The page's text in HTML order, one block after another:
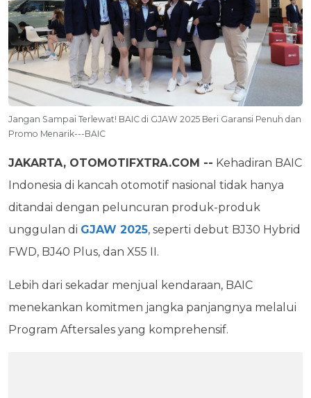
Jangan Sampai Terlewat! BAIC di GJAW 2025 Beri Garansi Penuh dan
Promo Menarik---BAIC
JAKARTA, OTOMOTIFXTRA.COM -- Kehadiran BAIC
Indonesia di kancah otomotif nasional tidak hanya
ditandai dengan peluncuran produk-produk
unggulan di GJAW 2025, seperti debut BJ30 Hybrid
FWD, BJ40 Plus, dan X55 II.
Lebih dari sekadar menjual kendaraan, BAIC
menekankan komitmen jangka panjangnya melalui
Program Aftersales yang komprehensif.